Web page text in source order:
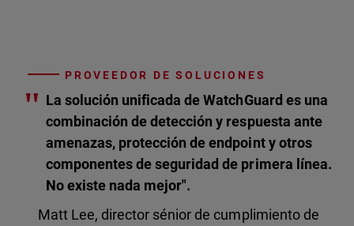
PROVEEDOR DE SOLUCIONES
" La solución unificada de WatchGuard es una
combinación de detección y respuesta ante
amenazas, protección de endpoint y otros
componentes de seguridad de primera línea.
No existe nada mejor".
Matt Lee, director sénior de cumplimiento de